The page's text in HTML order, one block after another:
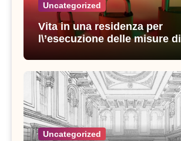
Uncategorized
Vita in una residenza per
l\’esecuzione delle misure di
Uncategorized